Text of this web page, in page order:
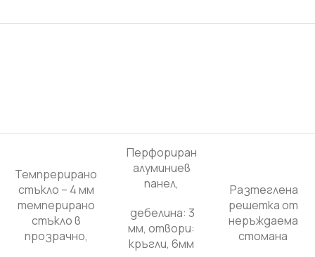
Темпрерирано
стъкло – 4 мм
темперирано
стъкло в
прозрачно,
Перфориран
алуминиев
панел,
дебелина: 3
мм, отвори:
кръгли, 6мм
Разтеглена
решетка от
неръждаема
стомана